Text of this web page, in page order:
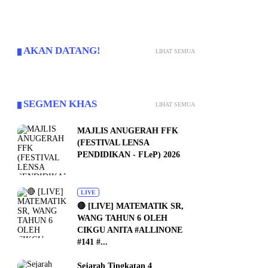
LIHAT SEMUA
AKAN DATANG!
LIHAT SEMUA
SEGMEN KHAS
MAJLIS ANUGERAH FFK
(FESTIVAL LENSA
PENDIDIKAN - FLeP) 2026
LIVE
🔴 [LIVE] MATEMATIK SR,
WANG TAHUN 6 OLEH
CIKGU ANITA #ALLINONE
#141 #...
Sejarah Tingkatan 4